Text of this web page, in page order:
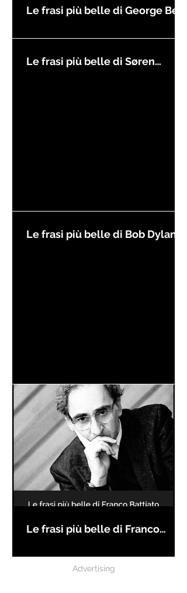
Le frasi più belle di George Best
Le frasi più belle di Søren
Le frasi più belle di Bob Dylan
Le frasi più belle di Franco
Advertising